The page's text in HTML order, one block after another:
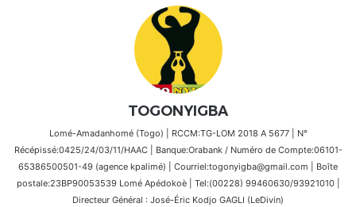
TOGONYIGBA
Lomé-Amadanhomé (Togo) | RCCM:TG-LOM 2018 A 5677 | N°
Récépissé:0425/24/03/11/HAAC | Banque:Orabank / Numéro de Compte:06101-
65386500501-49 (agence kpalimé) | Courriel:togonyigba@gmail.com | Boîte
postale:23BP90053539 Lomé Apédokoè | Tel:(00228) 99460630/93921010 |
Directeur Général : José-Éric Kodjo GAGLI (LeDivin)